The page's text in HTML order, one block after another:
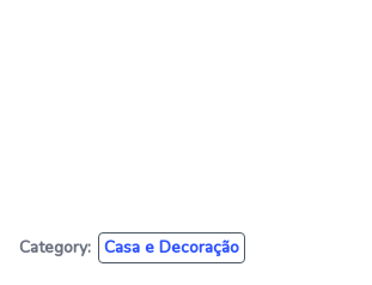
Category: Casa e Decoração